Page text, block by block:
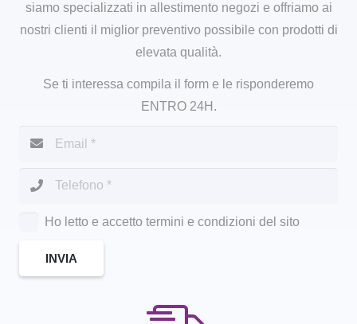
siamo specializzati in allestimento negozi e offriamo ai
nostri clienti il miglior preventivo possibile con prodotti di
elevata qualità.
Se ti interessa compila il form e le risponderemo
ENTRO 24H.
Ho letto e accetto termini e condizioni del sito
INVIA